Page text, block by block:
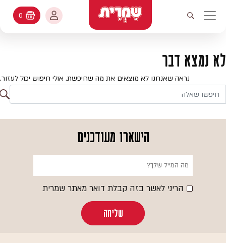
ניווט ראשי
פתיחת חיפוש
עולמות האפיה
מתכונים
קטלוג המוצרים
שאלות ותשובות
החשבון שלי
החשבון שלי
היסטורית הזמנות
עדכן סיסמה
עגלת קניות
0
לא נמצא דבר
נראה שאנחנו לא מוצאים את מה שחיפשת. אולי חיפוש יכול לעזור.
הישארו מעודכנים
הריני לאשר בזה קבלת דואר מאתר שמרית
שליחה